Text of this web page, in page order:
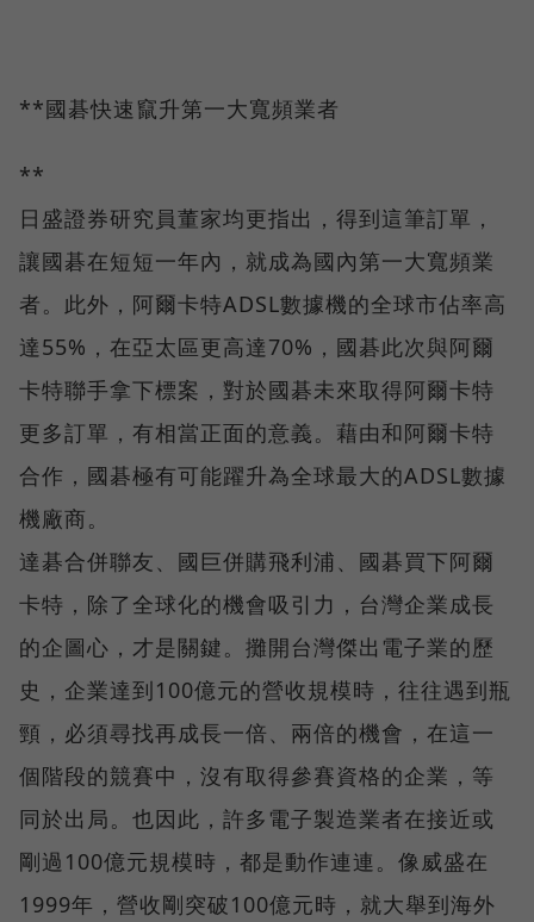
**國碁快速竄升第一大寬頻業者
**
日盛證券研究員董家均更指出，得到這筆訂單，
讓國碁在短短一年內，就成為國內第一大寬頻業
者。此外，阿爾卡特ADSL數據機的全球市佔率高
達55%，在亞太區更高達70%，國碁此次與阿爾
卡特聯手拿下標案，對於國碁未來取得阿爾卡特
更多訂單，有相當正面的意義。藉由和阿爾卡特
合作，國碁極有可能躍升為全球最大的ADSL數據
機廠商。
達碁合併聯友、國巨併購飛利浦、國碁買下阿爾
卡特，除了全球化的機會吸引力，台灣企業成長
的企圖心，才是關鍵。攤開台灣傑出電子業的歷
史，企業達到100億元的營收規模時，往往遇到瓶
頸，必須尋找再成長一倍、兩倍的機會，在這一
個階段的競賽中，沒有取得參賽資格的企業，等
同於出局。也因此，許多電子製造業者在接近或
剛過100億元規模時，都是動作連連。像威盛在
1999年，營收剛突破100億元時，就大舉到海外